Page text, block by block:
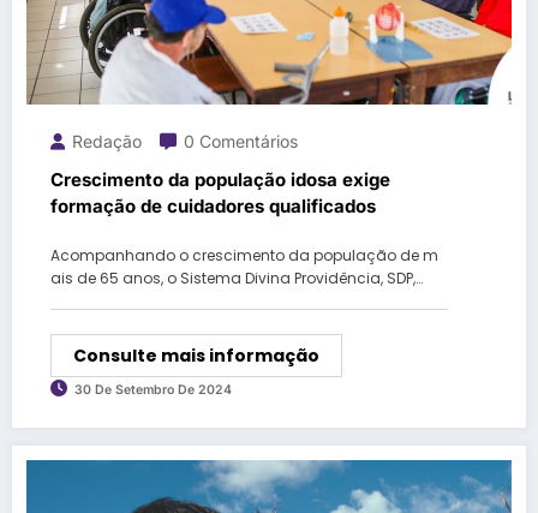
Redação 0 Comentários
Crescimento da população idosa exige
formação de cuidadores qualificados
Acompanhando o crescimento da população de m
ais de 65 anos, o Sistema Divina Providência, SDP,…
Consulte mais informação
30 De Setembro De 2024